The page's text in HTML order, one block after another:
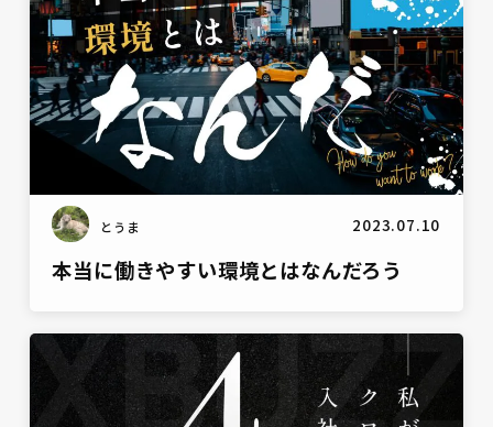
とうま 2023.07.10
本当に働きやすい環境とはなんだろう
ブログ